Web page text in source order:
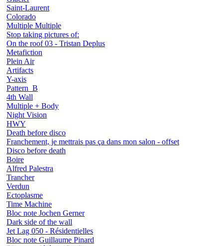
Saint-Laurent
Colorado
Multiple Multiple
Stop taking pictures of:
On the roof 03 - Tristan Deplus
Metafiction
Plein Air
Artifacts
Y-axis
Pattern_B
4th Wall
Multiple + Body
Night Vision
HWY
Death before disco
Franchement, je mettrais pas ça dans mon salon - offset
Disco before death
Boire
Alfred Palestra
Trancher
Verdun
Ectoplasme
Time Machine
Bloc note Jochen Gerner
Dark side of the wall
Jet Lag 050 - Résidentielles
Bloc note Guillaume Pinard